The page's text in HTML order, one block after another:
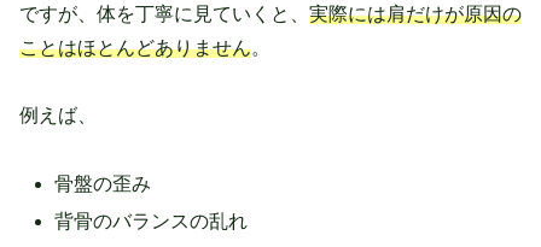
ですが、体を丁寧に見ていくと、 実際には肩だけが原因の
ことはほとんどありません。
例えば、
骨盤の歪み
背骨のバランスの乱れ